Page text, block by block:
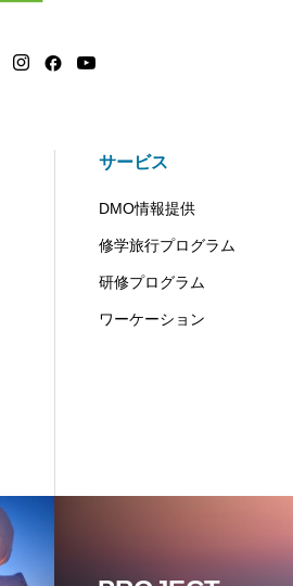
サービス
DMO情報提供
修学旅行プログラム
研修プログラム
ワーケーション